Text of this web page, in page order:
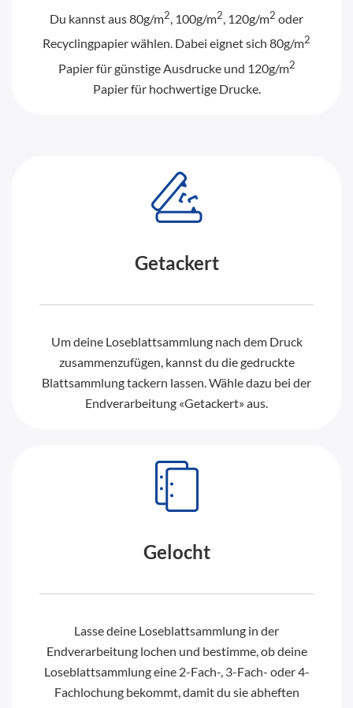
Du kannst aus 80g/m2, 100g/m2, 120g/m2 oder
Recyclingpapier wählen. Dabei eignet sich 80g/m2
Papier für günstige Ausdrucke und 120g/m2
Papier für hochwertige Drucke.
Getackert
Um deine Loseblattsammlung nach dem Druck
zusammenzufügen, kannst du die gedruckte
Blattsammlung tackern lassen. Wähle dazu bei der
Endverarbeitung «Getackert» aus.
Gelocht
Lasse deine Loseblattsammlung in der
Endverarbeitung lochen und bestimme, ob deine
Loseblattsammlung eine 2-Fach-, 3-Fach- oder 4-
Fachlochung bekommt, damit du sie abheften